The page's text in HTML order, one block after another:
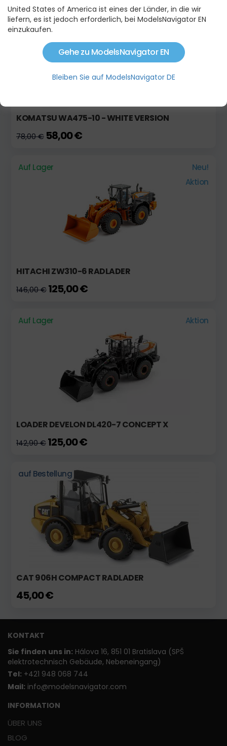
Auf Lager Limitierte Auflage!
KOMATSU WA475-10 - WHITE VERSION
78,00 € 58,00 €
Auf Lager
Neu!
Aktion
HITACHI ZW310-6 RADLADER
146,00 € 125,00 €
Auf Lager Aktion
LOADER DEVELON DL420-7 CONCEPT X
142,90 € 125,00 €
auf Bestellung
CAT 906H COMPACT RADLADER
45,00 €
KONTAKT
Sie finden uns in: Hálova 16, 851 01 Bratislava (SPŠ
elektrotechnisch Gebäude, Nebeneingang)
Tel: +421 948 068 744
Mail: info@modelsnavigator.com
INFORMATION
ÜBER UNS
BLOG
United States of America ist eines der Länder, in die wir
liefern, es ist jedoch erforderlich, bei ModelsNavigator EN
einzukaufen.
Gehe zu ModelsNavigator EN
Bleiben Sie auf ModelsNavigator DE